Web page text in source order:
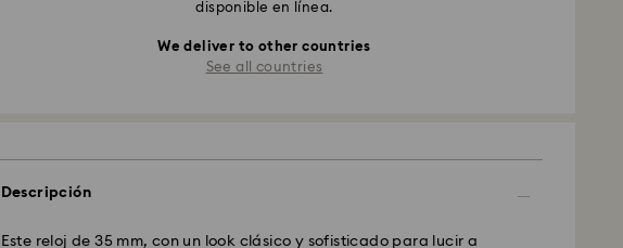
disponible en línea.
We deliver to other countries
See all countries
Descripción
Este reloj de 35 mm, con un look clásico y sofisticado para lucir a